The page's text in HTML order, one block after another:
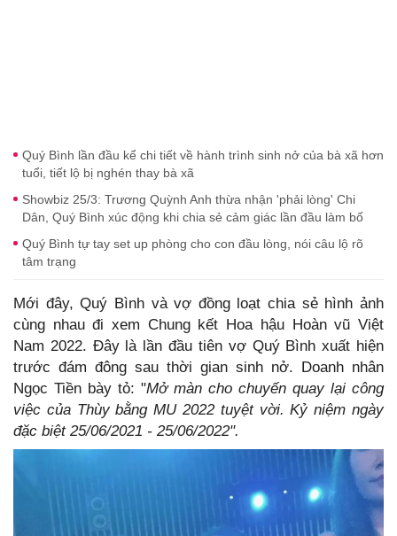
Quý Bình lần đầu kể chi tiết về hành trình sinh nở của bà xã hơn
tuổi, tiết lộ bị nghén thay bà xã
Showbiz 25/3: Trương Quỳnh Anh thừa nhận 'phải lòng' Chi
Dân, Quý Bình xúc động khi chia sẻ cảm giác lần đầu làm bố
Quý Bình tự tay set up phòng cho con đầu lòng, nói câu lộ rõ
tâm trạng
Mới đây, Quý Bình và vợ đồng loạt chia sẻ hình ảnh
cùng nhau đi xem Chung kết Hoa hậu Hoàn vũ Việt
Nam 2022. Đây là lần đầu tiên vợ Quý Bình xuất hiện
trước đám đông sau thời gian sinh nở. Doanh nhân
Ngọc Tiền bày tỏ: "Mở màn cho chuyến quay lại công
việc của Thùy bằng MU 2022 tuyệt vời. Kỷ niệm ngày
đặc biệt 25/06/2021 - 25/06/2022".